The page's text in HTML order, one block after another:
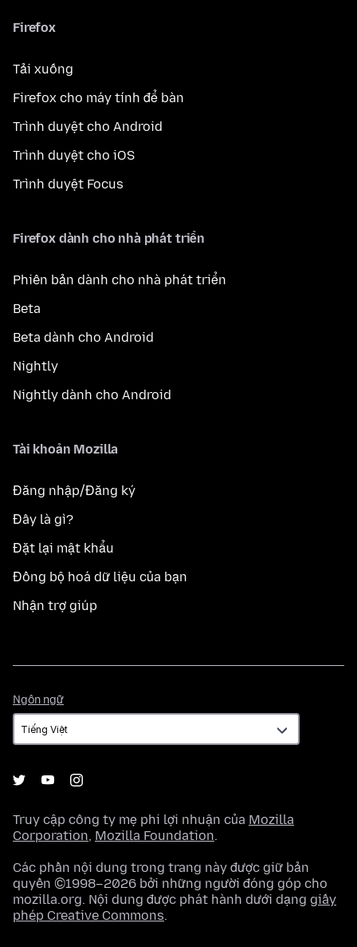
Firefox
Tải xuống
Firefox cho máy tính để bàn
Trình duyệt cho Android
Trình duyệt cho iOS
Trình duyệt Focus
Firefox dành cho nhà phát triển
Phiên bản dành cho nhà phát triển
Beta
Beta dành cho Android
Nightly
Nightly dành cho Android
Tài khoản Mozilla
Đăng nhập/Đăng ký
Đây là gì?
Đặt lại mật khẩu
Đồng bộ hoá dữ liệu của bạn
Nhận trợ giúp
Ngôn ngữ
ngữ
Truy cập công ty mẹ phi lợi nhuận của Mozilla
Corporation, Mozilla Foundation.
Các phần nội dung trong trang này được giữ bản
quyền ©1998–2026 bởi những người đóng góp cho
mozilla.org. Nội dung được phát hành dưới dạng giấy
phép Creative Commons.